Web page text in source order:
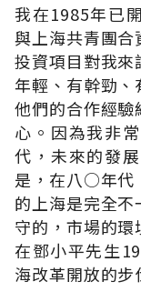
我在1985年已
與上海共青團
投資項目對我
年輕、有幹勁
他們的合作經
心。因為我非
代，未來的發
是，在八○年代
的上海是完全
守的，市場的環
在鄧小平先生
海改革開放的步